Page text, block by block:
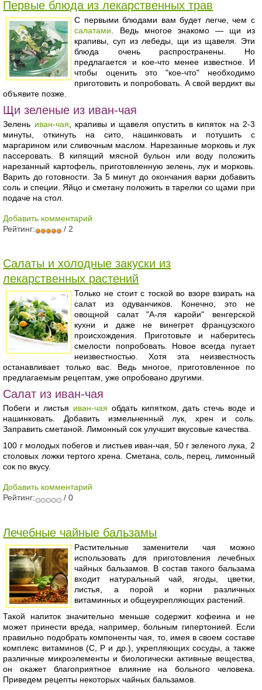
Первые блюда из лекарственных трав
С первыми блюдами вам будет легче, чем с
салатами . Ведь многое знакомо — щи из
крапивы, суп из лебеды, щи из щавеля. Эти
блюда очень распространены. Но
предлагается и кое-что менее известное. И
чтобы оценить это "кое-что" необходимо
приготовить и попробовать. А свой вердикт вы
объявите позже.
Щи зеленые из иван-чая
Зелень иван-чая , крапивы и щавеля опустить в кипяток на 2-3
минуты, откинуть на сито, нашинковать и потушить с
маргарином или сливочным маслом. Нарезанные морковь и лук
пассеровать. В кипящий мясной бульон или воду положить
нарезанный картофель, приготовленную зелень, лук и морковь.
Варить до готовности. За 5 минут до окончания варки добавить
соль и специи. Яйцо и сметану положить в тарелки со щами при
подаче на стол.
Добавить комментарий
Рейтинг:
/ 2
Салаты и холодные закуски из
лекарственных растений
Только не стоит с тоской во взоре взирать на
салат из одуванчиков. Конечно, это не
овощной салат "А-ля каройи" венгерской
кухни и даже не винегрет французского
происхождения. Приготовьте и наберитесь
смелости попробовать. Новое всегда пугает
неизвестностью. Хотя эта неизвестность
останавливает только вас. Ведь многое, приготовленное по
предлагаемым рецептам, уже опробовано другими.
Салат из иван-чая
Побеги и листья иван-чая обдать кипятком, дать стечь воде и
нашинковать. Добавить измельченный лук, хрен и соль.
Заправить сметаной. Лимонный сок улучшит вкусовые качества.
100 г молодых побегов и листьев иван-чая, 50 г зеленого лука, 2
столовых ложки тертого хрена. Сметана, соль, перец, лимонный
сок по вкусу.
Добавить комментарий
Рейтинг:
/ 0
Лечебные чайные бальзамы
Растительные заменители чая можно
использовать для приготовления лечебных
чайных бальзамов. В состав такого бальзама
входит натуральный чай, ягоды, цветки,
листья, а порой и корни различных
витаминных и общеукрепляющих растений.
Такой напиток значительно меньше содержит кофеина и не
может принести вреда, например, больным гипертонией. Если
правильно подобрать компоненты чая, то, имея в своем составе
комплекс витаминов (С, Р и др.), укрепляющих сосуды, а также
различные микроэлементы и биологически активные вещества,
он окажет благоприятное влияние на больного человека.
Приведем рецепты некоторых чайных бальзамов.